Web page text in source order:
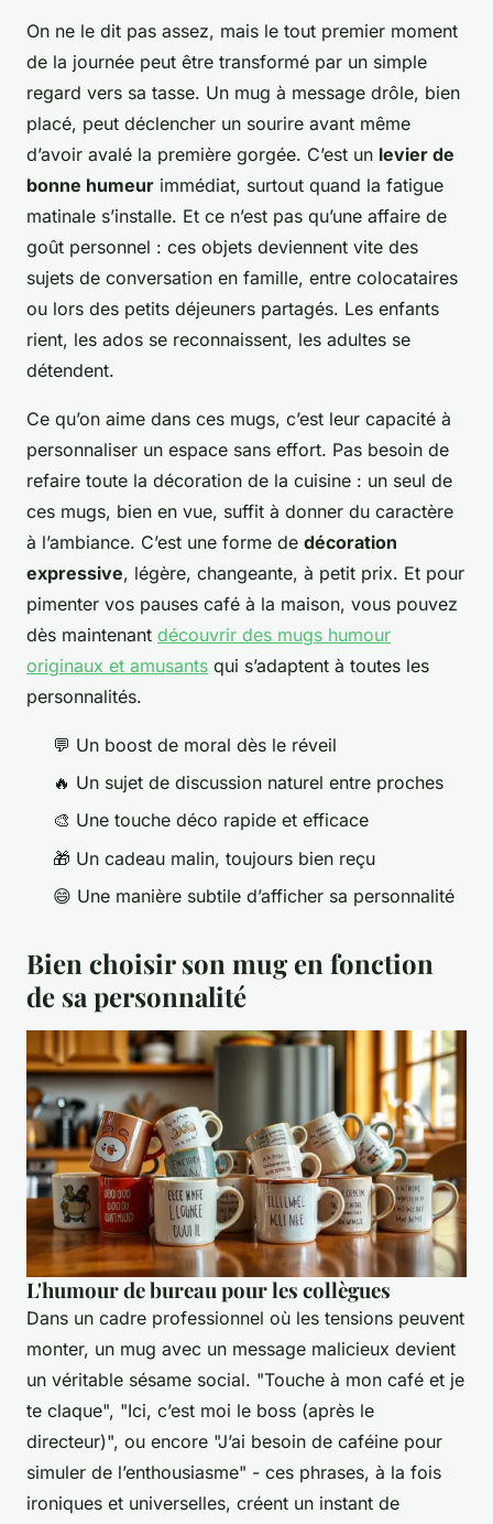
On ne le dit pas assez, mais le tout premier moment
de la journée peut être transformé par un simple
regard vers sa tasse. Un mug à message drôle, bien
placé, peut déclencher un sourire avant même
d’avoir avalé la première gorgée. C’est un levier de
bonne humeur immédiat, surtout quand la fatigue
matinale s’installe. Et ce n’est pas qu’une affaire de
goût personnel : ces objets deviennent vite des
sujets de conversation en famille, entre colocataires
ou lors des petits déjeuners partagés. Les enfants
rient, les ados se reconnaissent, les adultes se
détendent.
Ce qu’on aime dans ces mugs, c’est leur capacité à
personnaliser un espace sans effort. Pas besoin de
refaire toute la décoration de la cuisine : un seul de
ces mugs, bien en vue, suffit à donner du caractère
à l’ambiance. C’est une forme de décoration
expressive, légère, changeante, à petit prix. Et pour
pimenter vos pauses café à la maison, vous pouvez
dès maintenant découvrir des mugs humour
originaux et amusants qui s’adaptent à toutes les
personnalités.
💬 Un boost de moral dès le réveil
🔥 Un sujet de discussion naturel entre proches
🎨 Une touche déco rapide et efficace
🎁 Un cadeau malin, toujours bien reçu
😄 Une manière subtile d’afficher sa personnalité
Bien choisir son mug en fonction
de sa personnalité
L'humour de bureau pour les collègues
Dans un cadre professionnel où les tensions peuvent
monter, un mug avec un message malicieux devient
un véritable sésame social. "Touche à mon café et je
te claque", "Ici, c’est moi le boss (après le
directeur)", ou encore "J’ai besoin de caféine pour
simuler de l’enthousiasme" - ces phrases, à la fois
ironiques et universelles, créent un instant de